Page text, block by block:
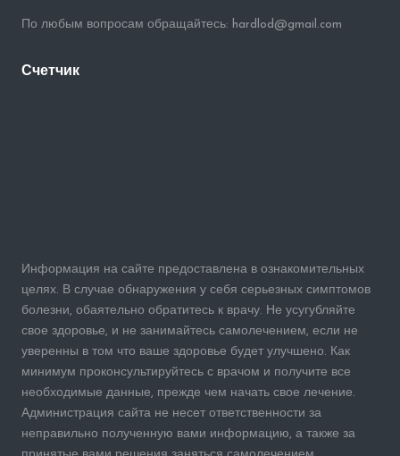
По любым вопросам обращайтесь: hardlod@gmail.com
Счетчик
Информация на сайте предоставлена в ознакомительных
целях. В случае обнаружения у себя серьезных симптомов
болезни, обаятельно обратитесь к врачу. Не усугубляйте
свое здоровье, и не занимайтесь самолечением, если не
уверенны в том что ваше здоровье будет улучшено. Как
минимум проконсультируйтесь с врачом и получите все
необходимые данные, прежде чем начать свое лечение.
Администрация сайта не несет ответственности за
неправильно полученную вами информацию, а также за